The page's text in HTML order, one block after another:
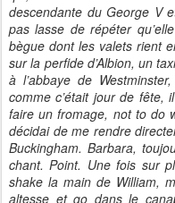
descendante du George V
pas lasse de répéter
bègue dont les valets rient
sur la perfide d’Albion, un
à l’abbaye de
comme c’était jour de fête,
faire un fromage, not to do
décidai de me rendre
Buckingham. Barbara,
chant. Point. Une fois sur
shake la main de William,
altesse et go dans le